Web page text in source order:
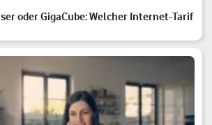
oder GigaCube: Welcher Internet-Tarif